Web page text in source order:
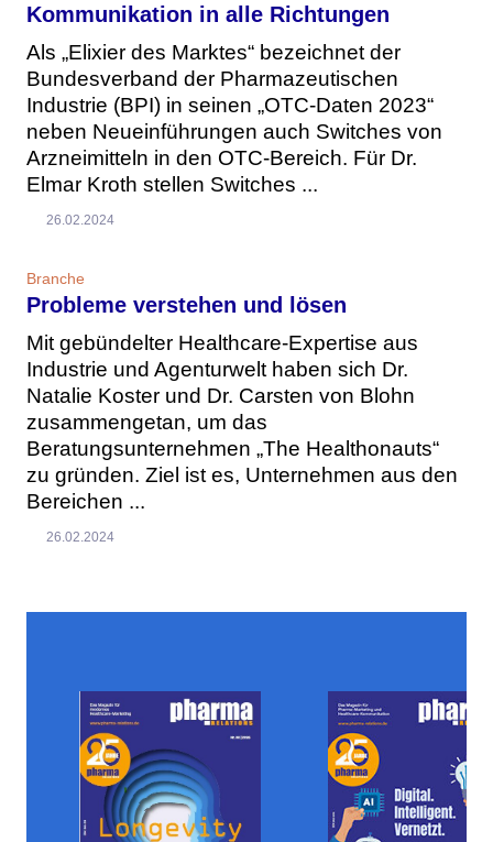
Kommunikation in alle Richtungen
Als „Elixier des Marktes“ bezeichnet der
Bundesverband der Pharmazeutischen
Industrie (BPI) in seinen „OTC-Daten 2023“
neben Neueinführungen auch Switches von
Arzneimitteln in den OTC-Bereich. Für Dr.
Elmar Kroth stellen Switches ...
26.02.2024
Branche
Probleme verstehen und lösen
Mit gebündelter Healthcare-Expertise aus
Industrie und Agenturwelt haben sich Dr.
Natalie Koster und Dr. Carsten von Blohn
zusammengetan, um das
Beratungsunternehmen „The Healthonauts“
zu gründen. Ziel ist es, Unternehmen aus den
Bereichen ...
26.02.2024